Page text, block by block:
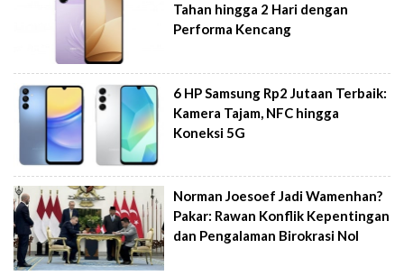
Tahan hingga 2 Hari dengan
Performa Kencang
6 HP Samsung Rp2 Jutaan Terbaik:
Kamera Tajam, NFC hingga
Koneksi 5G
Norman Joesoef Jadi Wamenhan?
Pakar: Rawan Konflik Kepentingan
dan Pengalaman Birokrasi Nol